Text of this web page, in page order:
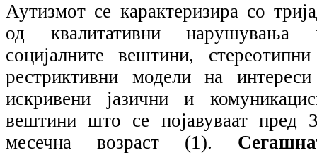
Аутизмот се карактеризира со
од квалитативни нарушувања
социјалните вештини,
рестриктивни модели на
искривени јазични и
вештини што се појавуваат пред
месечна возраст (1).